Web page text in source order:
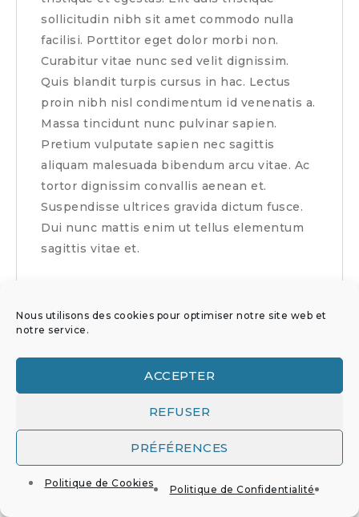
Nous utilisons des cookies pour optimiser notre site web et
notre service.
ACCEPTER
REFUSER
PRÉFÉRENCES
Politique de Cookies
Politique de Confidentialité
sollicitudin nibh sit amet commodo nulla
facilisi. Porttitor eget dolor morbi non.
Curabitur vitae nunc sed velit dignissim.
Quis blandit turpis cursus in hac. Lectus
proin nibh nisl condimentum id venenatis a.
Massa tincidunt nunc pulvinar sapien.
Pretium vulputate sapien nec sagittis
aliquam malesuada bibendum arcu vitae. Ac
tortor dignissim convallis aenean et.
Suspendisse ultrices gravida dictum fusce.
Dui nunc mattis enim ut tellus elementum
sagittis vitae et.
ARCHIVES